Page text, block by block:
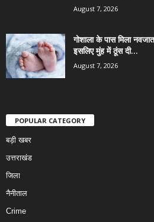
August 7, 2026
गोशाला के पास मिला
इसलिए मुंह में ठूंस दी...
August 7, 2026
POPULAR CATEGORY
बड़ी खबर
उत्तराखंड
जिला
नैनीताल
Crime